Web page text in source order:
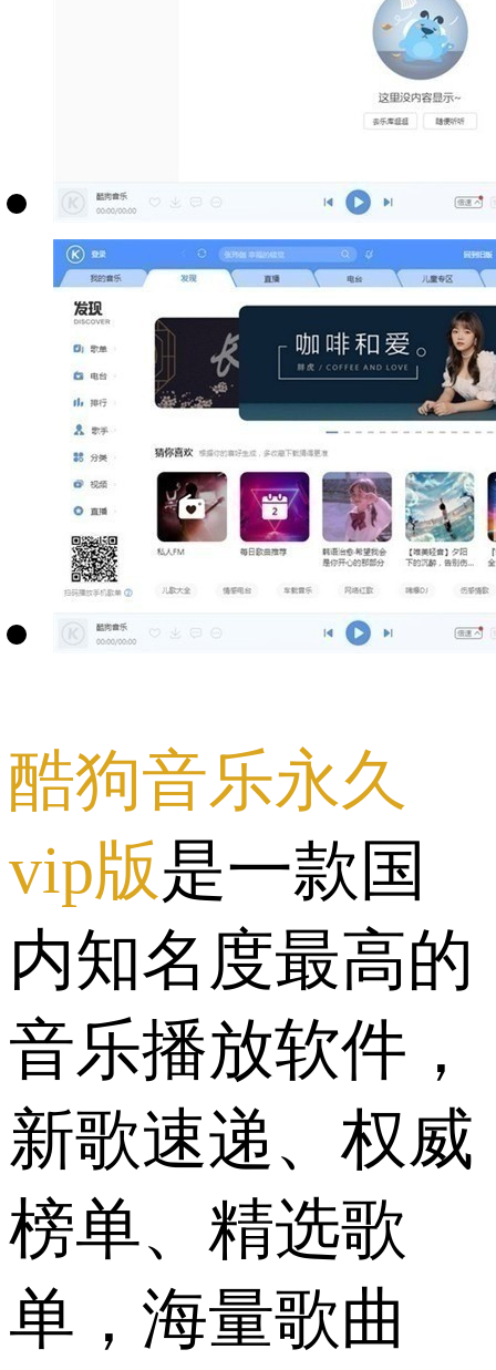
酷狗音乐永久
vip版是一款国
内知名度最高的
音乐播放软件，
新歌速递、权威
榜单、精选歌
单，海量歌曲